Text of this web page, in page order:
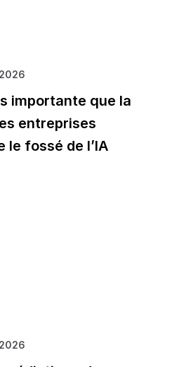
importante que la
entreprises
le fossé de l’IA